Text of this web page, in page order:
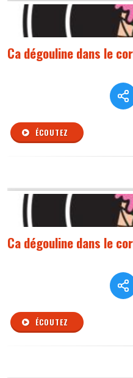
Ca dégouline dans le
ÉCOUTEZ
Ca dégouline dans le
ÉCOUTEZ